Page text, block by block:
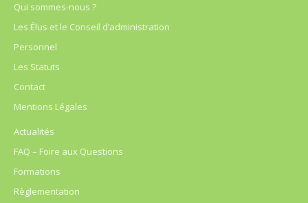
Qui sommes-nous ?
Les Élus et le Conseil d’administration
Personnel
Les Statuts
Contact
Mentions Légales
Actualités
FAQ – Foire aux Questions
Formations
Règlementation